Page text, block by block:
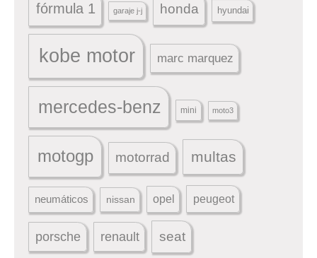
fórmula 1 garaje j-j honda hyundai
kobe motor marc marquez
mercedes-benz mini moto3
motogp motorrad multas
neumáticos nissan opel peugeot
porsche renault seat